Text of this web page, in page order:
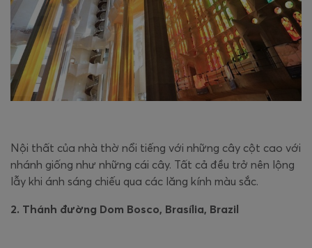
Nội thất của nhà thờ nổi tiếng với những cây cột cao với
nhánh giống như những cái cây. Tất cả đều trở nên lộng
lẫy khi ánh sáng chiếu qua các lăng kính màu sắc.
2. Thánh đường Dom Bosco, Brasília, Brazil